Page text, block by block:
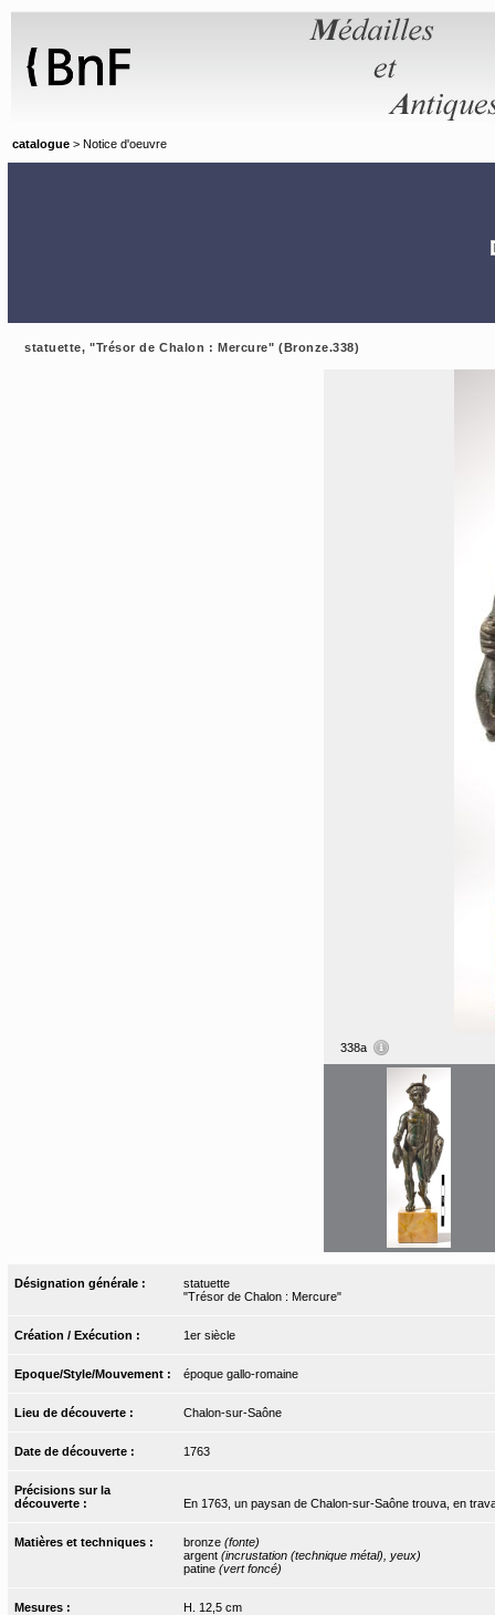
catalogue > Notice d'oeuvre
statuette, "Trésor de Chalon : Mercure" (Bronze.338)
338a
Désignation générale :
statuette
"Trésor de Chalon : Mercure"
Création / Exécution : 1er siècle
Epoque/Style/Mouvement : époque gallo-romaine
Lieu de découverte : Chalon-sur-Saône
Date de découverte : 1763
Précisions sur la
découverte :
En 1763, un paysan de Chalon-sur-Saône trouva, en
Matières et techniques : bronze (fonte)
argent (incrustation (technique métal), yeux)
patine (vert foncé)
Mesures : H. 12,5 cm